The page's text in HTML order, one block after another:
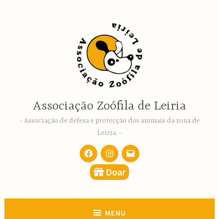
Associação Zoófila de Leiria
Associação de defesa e protecção dos animais da zona de
Leiria.
FacebookInstagram
email
Doar
MENU